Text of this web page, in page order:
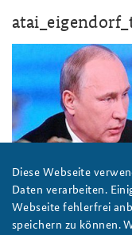
Auftrag und
Historischer Ort
Kompetenzzentrum
Team
Beirat
Praktika an der
10 Jahre AKJS
Seminare und
Kernseminar für
Methodenseminar
Fachseminar
Fachseminar
Publikationen
#angeBAKSt:
Arbeitspapiere
Pressespiegel und
Ansprechpartner
STUDIENPLATTFORM
Diese Webseite
Daten verarbeiten.
Webseite fehlerfrei
speichern zu können.